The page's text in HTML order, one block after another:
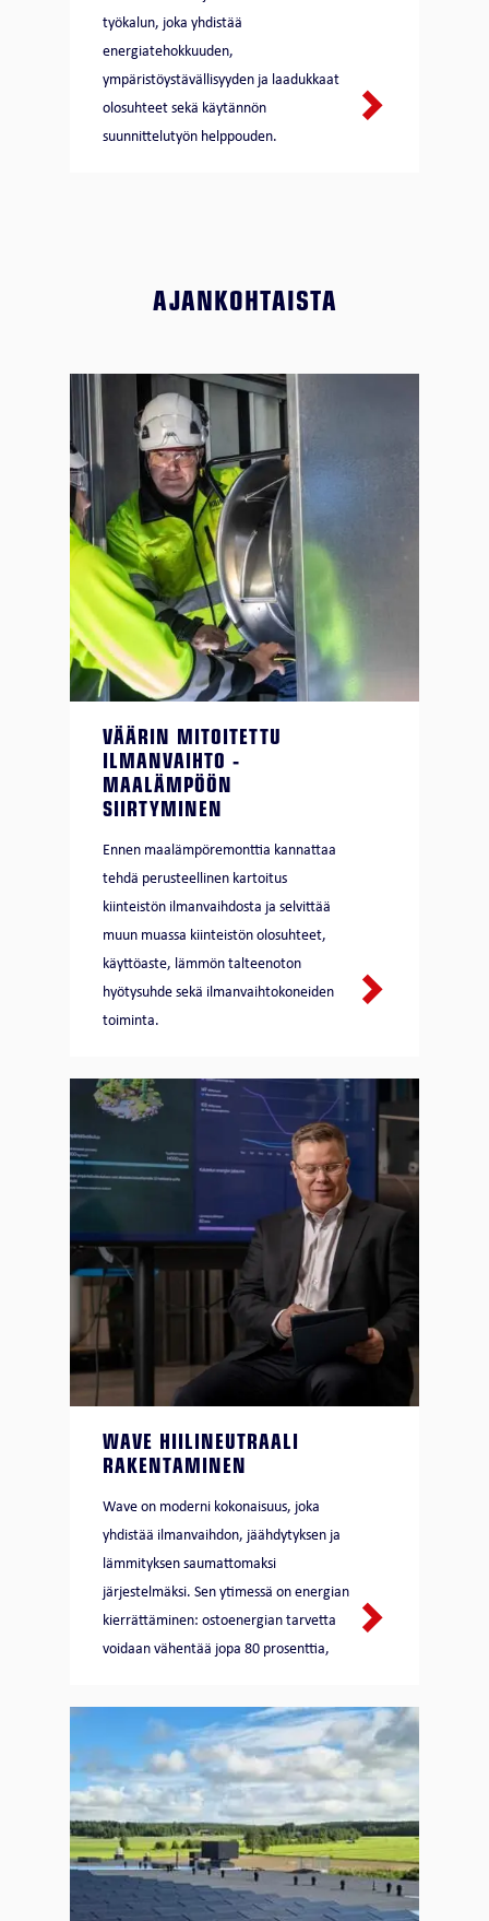
työkalun, joka yhdistää
energiatehokkuuden,
ympäristöystävällisyyden ja laadukkaat
olosuhteet sekä käytännön
suunnittelutyön helppouden.
AJANKOHTAISTA
VÄÄRIN MITOITETTU
ILMANVAIHTO -
MAALÄMPÖÖN
SIIRTYMINEN
Ennen maalämpöremonttia kannattaa
tehdä perusteellinen kartoitus
kiinteistön ilmanvaihdosta ja selvittää
muun muassa kiinteistön olosuhteet,
käyttöaste, lämmön talteenoton
hyötysuhde sekä ilmanvaihtokoneiden
toiminta.
WAVE HIILINEUTRAALI
RAKENTAMINEN
Wave on moderni kokonaisuus, joka
yhdistää ilmanvaihdon, jäähdytyksen ja
lämmityksen saumattomaksi
järjestelmäksi. Sen ytimessä on energian
kierrättäminen: ostoenergian tarvetta
voidaan vähentää jopa 80 prosenttia,